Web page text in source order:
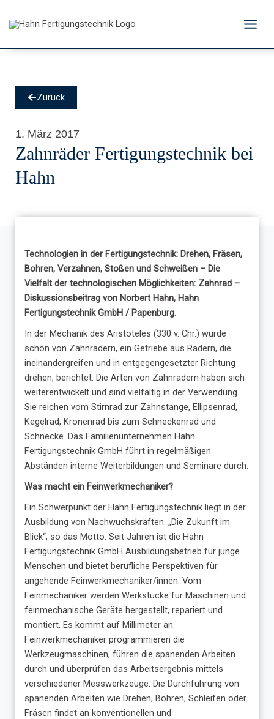
Inhalt
Zurück
1. März 2017
Zahnräder Fertigungstechnik bei
Hahn
Technologien in der Fertigungstechnik: Drehen, Fräsen,
Bohren, Verzahnen, Stoßen und Schweißen – Die
Vielfalt der technologischen Möglichkeiten: Zahnrad –
Diskussionsbeitrag von Norbert Hahn, Hahn
Fertigungstechnik GmbH / Papenburg.
In der Mechanik des Aristoteles (330 v. Chr.) wurde
schon von Zahnrädern, ein Getriebe aus Rädern, die
ineinandergreifen und in entgegengesetzter Richtung
drehen, berichtet. Die Arten von Zahnrädern haben sich
weiterentwickelt und sind vielfältig in der Verwendung.
Sie reichen vom Stirnrad zur Zahnstange, Ellipsenrad,
Kegelrad, Kronenrad bis zum Schneckenrad und
Schnecke. Das Familienunternehmen Hahn
Fertigungstechnik GmbH führt in regelmäßigen
Abständen interne Weiterbildungen und Seminare durch.
Was macht ein Feinwerkmechaniker?
Ein Schwerpunkt der Hahn Fertigungstechnik liegt in der
Ausbildung von Nachwuchskräften. „Die Zukunft im
Blick“, so das Motto. Seit Jahren ist die Hahn
Fertigungstechnik GmbH Ausbildungsbetrieb für junge
Menschen und bietet berufliche Perspektiven für
angehende Feinwerkmechaniker/innen. Vom
Feinmechaniker werden Werkstücke für Maschinen und
feinmechanische Geräte hergestellt, repariert und
montiert. Es kommt auf Millimeter an.
Feinwerkmechaniker programmieren die
Werkzeugmaschinen, führen die spanenden Arbeiten
durch und überprüfen das Arbeitsergebnis mittels
verschiedener Messwerkzeuge. Die Durchführung von
spanenden Arbeiten wie Drehen, Bohren, Schleifen oder
Fräsen findet an konventionellen und